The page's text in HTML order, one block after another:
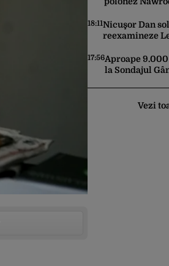
stabilirea unei
permanente
18:11Nicuşor Dan
reexamineze
monitorizare
17:56Aproape
la Sondajul
Rezultatul a
Vezi